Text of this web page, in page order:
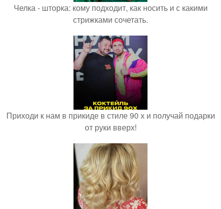
Челка - шторка: кому подходит, как носить и с какими
стрижками сочетать.
Приходи к нам в прикиде в стиле 90 х и получай подарки
от руки вверх!